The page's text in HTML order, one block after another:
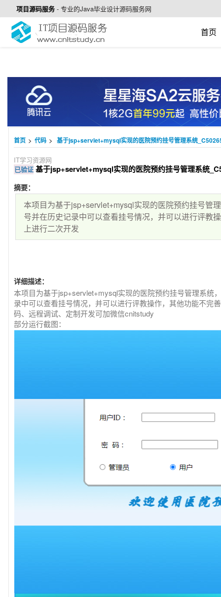
项目源码服务 - 专业的Java毕业设计源码服务网
首页
首页 > 代码 > 基于jsp+servlet+mysql实现的医院预约挂号管理系统
IT学习资源网
已验证 基于jsp+servlet+mysql实现的医院预约挂号管理系统
摘要：
本项目为基于jsp+servlet+mysql实现的医院预约挂号管
号并在历史记录中可以查看挂号情况，并可以进行评教
上进行二次开发
详细描述：
本项目为基于jsp+servlet+mysql实现的医院预约挂号管理系统
录中可以查看挂号情况，并可以进行评教操作，其他功能不完
码、远程调试、定制开发可加微信cnitstudy
部分运行截图：